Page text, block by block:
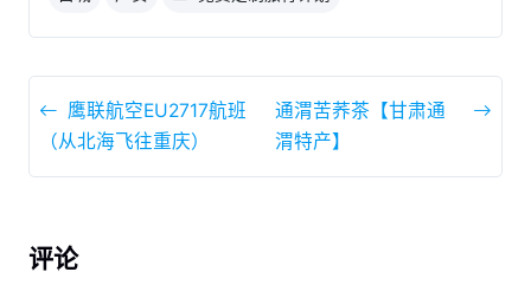
鹰联航空EU2717航班
（从北海飞往重庆）
通渭苦荞茶【甘肃通
渭特产】
评论